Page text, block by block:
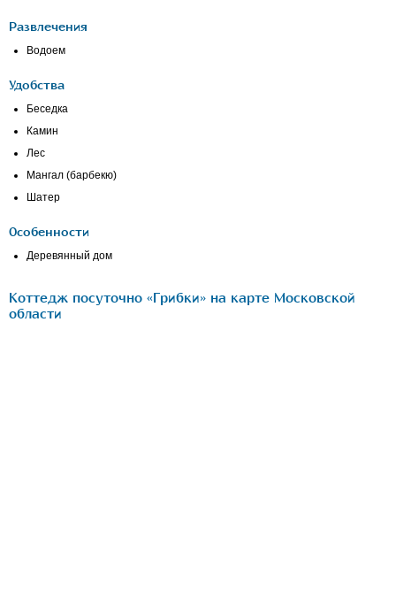
Развлечения
Водоем
Удобства
Беседка
Камин
Лес
Мангал (барбекю)
Шатер
Особенности
Деревянный дом
Коттедж посуточно «Грибки» на карте Московской
области